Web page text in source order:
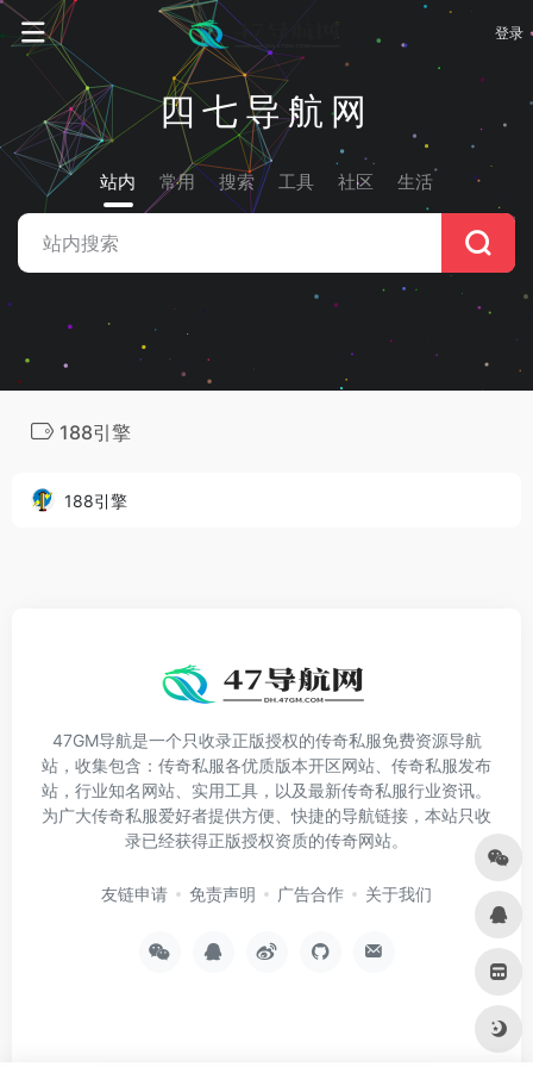
登录
四七导航网
站内 常用 搜索 工具 社区 生活
188引擎
188引擎
47GM导航是一个只收录正版授权的传奇私服免费资源导航
站，收集包含：传奇私服各优质版本开区网站、传奇私服发布
站，行业知名网站、实用工具，以及最新传奇私服行业资讯。
为广大传奇私服爱好者提供方便、快捷的导航链接，本站只收
录已经获得正版授权资质的传奇网站。
友链申请 免责声明 广告合作 关于我们